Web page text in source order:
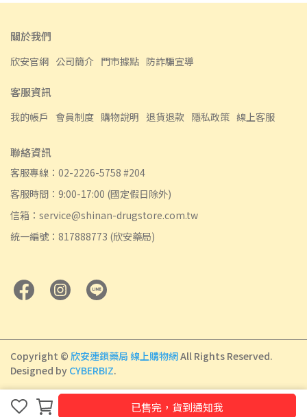
已售完，貨到通知我
關於我們
欣安官網 公司簡介 門市據點 防詐騙宣導
客服資訊
我的帳戶 會員制度 購物說明 退貨退款 隱私政策 線上客服
聯絡資訊
客服專線：02-2226-5758 #204
客服時間：9:00-17:00 (國定假日除外)
信箱：service@shinan-drugstore.com.tw
統一編號：817888773 (欣安藥局)
Copyright © 欣安連鎖藥局 線上購物網All Rights Reserved.
Designed by CYBERBIZ.